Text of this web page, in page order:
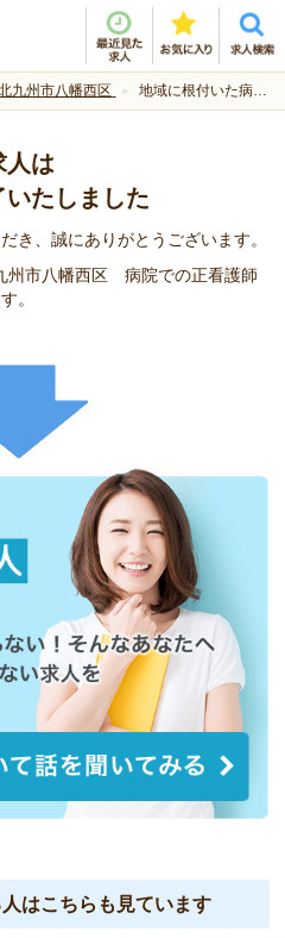
九州市八幡西区 地域に根付いた病院でのお仕事です！
人は
たしました
き、誠にありがとうございます。
州市八幡西区 病院での正看護師
。
はこちらも見ています